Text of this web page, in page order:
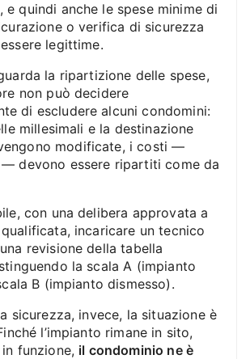
e quindi anche le spese minime di
o verifica di sicurezza
legittime.
la ripartizione delle spese,
non può decidere
di escludere alcuni condomini:
millesimali e la destinazione
modificate, i costi —
— devono essere ripartiti come da
con una delibera approvata a
incaricare un tecnico
revisione della tabella
la scala A (impianto
B (impianto dismesso).
sicurezza, invece, la situazione è
l’impianto rimane in sito,
funzione, il condominio ne è